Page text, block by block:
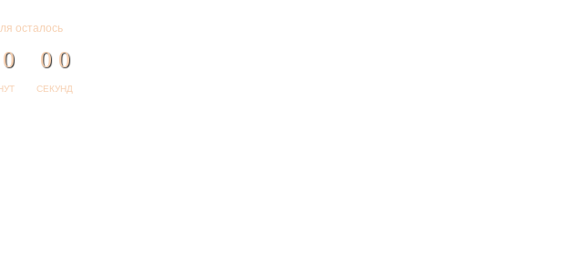
осталось
0
СЕКУНД
0 0